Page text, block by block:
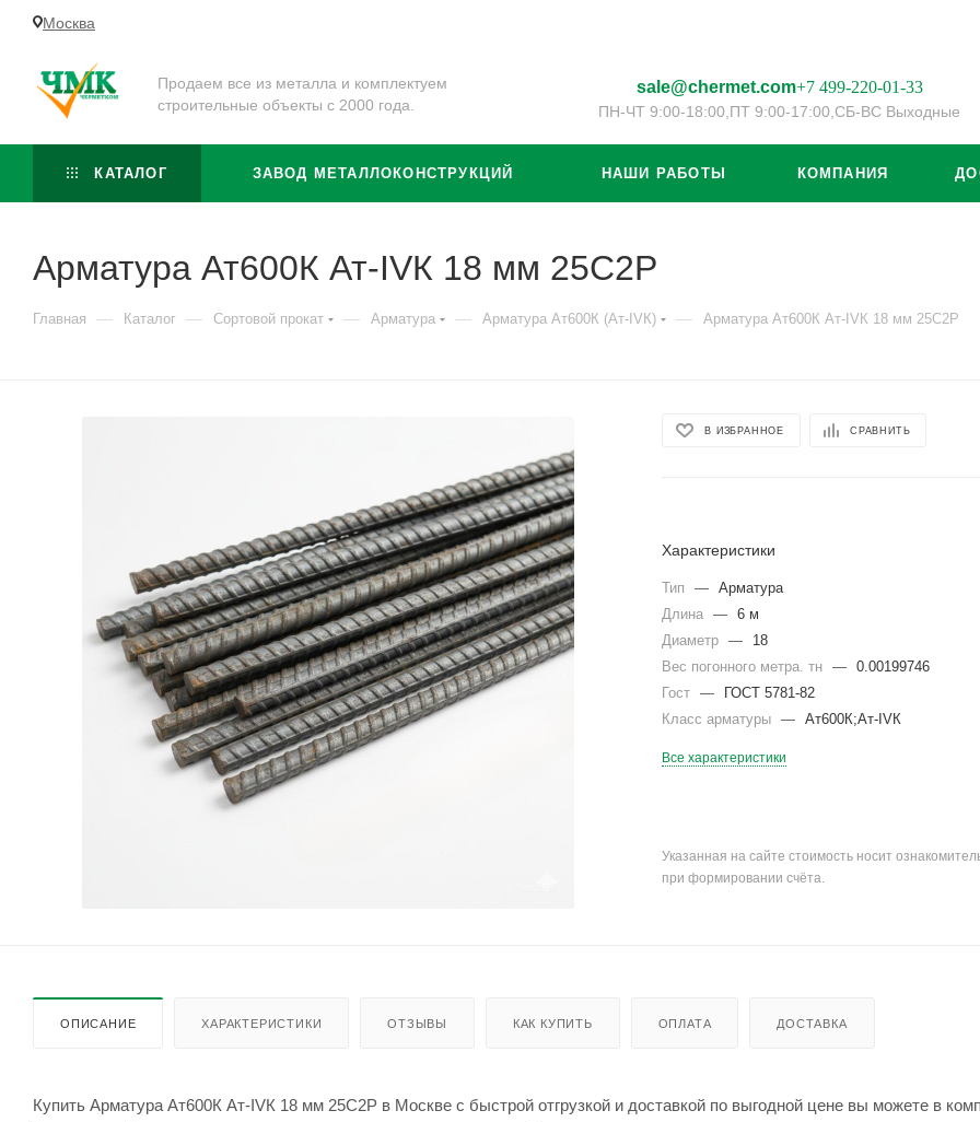
Москва
Продаем все из металла и комплектуем
строительные объекты с 2000 года.
sale@chermet.com+7 499-220-01-33
ПН-ЧТ 9:00-18:00, ПТ 9:00-17:00, СБ-ВС Выходные
КАТАЛОГ ЗАВОД МЕТАЛЛОКОНСТРУКЦИЙ НАШИ РАБОТЫ КОМПАНИЯ
Арматура Ат600К Ат-IVК 18 мм 25С2Р
Главная — Каталог — Сортовой прокат — Арматура — Арматура Ат600К (Ат-IVК) — Арматура Ат600К Ат-IVК 18 мм 25С2Р
В ИЗБРАННОЕ СРАВНИТЬ
Характеристики
Тип —
Арматура
Длина
—
6 м
Диаметр
—
18
Вес погонного метра. тн
—
0.00199746
Гост
—
ГОСТ 5781-82
Класс арматуры
— Ат600К;Ат-IVК
Все характеристики
Указанная на сайте стоимость носит
при формировании счёта.
ОПИСАНИЕ ХАРАКТЕРИСТИКИ ОТЗЫВЫ КАК КУПИТЬ ОПЛАТА ДОСТАВКА
Купить Арматура Ат600К Ат-IVК 18 мм 25С2Р в Москве с быстрой отгрузкой и доставкой по выгодной цене вы можете в